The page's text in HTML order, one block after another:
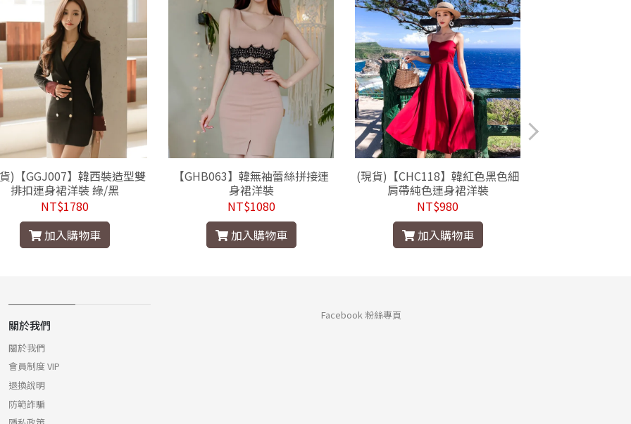
)【GGJ007】韓西裝造型雙
排扣連身裙洋裝 綠/黑
NT$1780
加入購物車
【GHB063】韓無袖蕾絲拼接連
身裙洋裝
NT$1080
加入購物車
(現貨)【CHC118】韓紅色黑色細
肩帶純色連身裙洋裝
NT$980
加入購物車
關於我們
關於我們
會員制度 VIP
退換說明
防範詐騙
Facebook 粉絲專頁